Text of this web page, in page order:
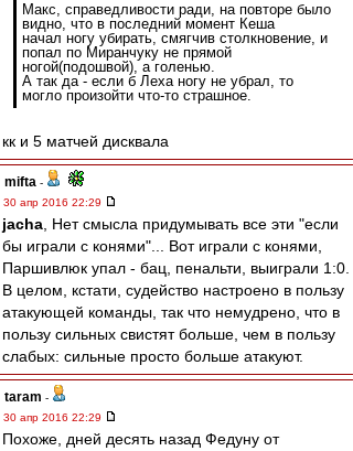
Макс, справедливости ради, на повторе было
видно, что в последний момент Кеша
начал ногу убирать, смягчив столкновение, и
попал по Миранчуку не прямой
ногой(подошвой), а голенью.
А так да - если б Леха ногу не убрал, то
могло произойти что-то страшное.
кк и 5 матчей дисквала
mifta -
30 апр 2016 22:29
jacha , Нет смысла придумывать все эти "если
бы играли с конями"... Вот играли с конями,
Паршивлюк упал - бац, пенальти, выиграли 1:0.
В целом, кстати, судейство настроено в пользу
атакующей команды, так что немудрено, что в
пользу сильных свистят больше, чем в пользу
слабых: сильные просто больше атакуют.
taram -
30 апр 2016 22:29
Похоже, дней десять назад Федуну от